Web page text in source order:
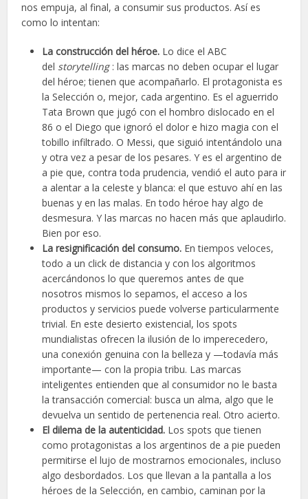
nos empuja, al final, a consumir sus productos. Así es
como lo intentan:
La construcción del héroe. Lo dice el ABC
del storytelling: las marcas no deben ocupar el lugar
del héroe; tienen que acompañarlo. El protagonista es
la Selección o, mejor, cada argentino. Es el aguerrido
Tata Brown que jugó con el hombro dislocado en el
86 o el Diego que ignoró el dolor e hizo magia con el
tobillo infiltrado. O Messi, que siguió intentándolo una
y otra vez a pesar de los pesares. Y es el argentino de
a pie que, contra toda prudencia, vendió el auto para ir
a alentar a la celeste y blanca: el que estuvo ahí en las
buenas y en las malas. En todo héroe hay algo de
desmesura. Y las marcas no hacen más que aplaudirlo.
Bien por eso.
La resignificación del consumo. En tiempos veloces,
todo a un click de distancia y con los algoritmos
acercándonos lo que queremos antes de que
nosotros mismos lo sepamos, el acceso a los
productos y servicios puede volverse particularmente
trivial. En este desierto existencial, los spots
mundialistas ofrecen la ilusión de lo imperecedero,
una conexión genuina con la belleza y —todavía más
importante— con la propia tribu. Las marcas
inteligentes entienden que al consumidor no le basta
la transacción comercial: busca un alma, algo que le
devuelva un sentido de pertenencia real. Otro acierto.
El dilema de la autenticidad. Los spots que tienen
como protagonistas a los argentinos de a pie pueden
permitirse el lujo de mostrarnos emocionales, incluso
algo desbordados. Los que llevan a la pantalla a los
héroes de la Selección, en cambio, caminan por la